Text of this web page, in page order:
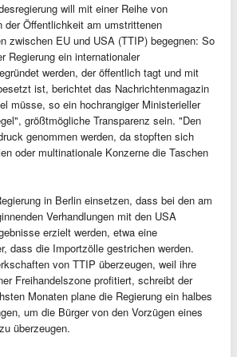
will mit einer Reihe von
der Öffentlichkeit am umstrittenen
zwischen EU und USA (TTIP) begegnen: So
Regierung ein internationaler
werden, der öffentlich tagt und mit
ist, berichtet das Nachrichtenmagazin
müsse, so ein hochrangiger Ministerieller
größtmögliche Transparenz sein. "Den
genommen werden, da stopften sich
oder multinationale Konzerne die Taschen
in Berlin einsetzen, dass bei den am
Verhandlungen mit den USA
erzielt werden, etwa eine
dass die Importzölle gestrichen werden.
von TTIP überzeugen, weil ihre
Freihandelszone profitiert, schreibt der
Monaten plane die Regierung ein halbes
um die Bürger von den Vorzügen eines
überzeugen.